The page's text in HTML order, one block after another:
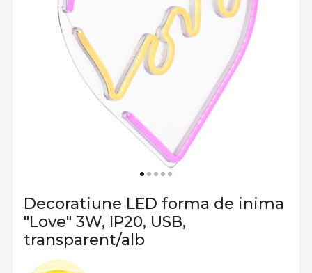
Decoratiune LED forma de inima
"Love" 3W, IP20, USB,
transparent/alb